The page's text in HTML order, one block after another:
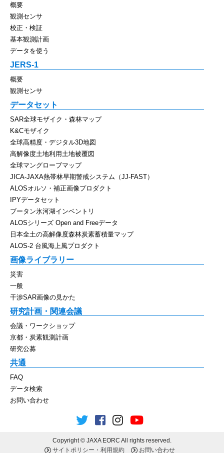
概要
観測センサ
校正・検証
基本観測計画
データを使う
JERS-1
概要
観測センサ
データセット
SAR全球モザイク・森林マップ
K&Cモザイク
全球高精度・デジタル3D地図
高解像度土地利用土地被覆図
全球マングローブマップ
JICA-JAXA熱帯林早期警戒システム（JJ-FAST）
ALOSオルソ・補正画像プロダクト
IPYデータセット
ブータン氷河湖インベントリ
ALOSシリーズ Open and Freeデータ
日本全土の高解像度森林炭素蓄積量マップ
ALOS-2 台風海上風プロダクト
画像ライブラリー
災害
一般
干渉SAR画像の見かた
研究計画・関連会議
会議・ワークショップ
京都・炭素観測計画
研究公募
共通
FAQ
データ検索
お問い合わせ
Copyright © JAXA EORC All rights reserved.
サイトポリシー・利用規約
お問い合わせ